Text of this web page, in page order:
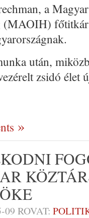
a
(MAOIH)
után,
zsidó élet
09 ROVAT: